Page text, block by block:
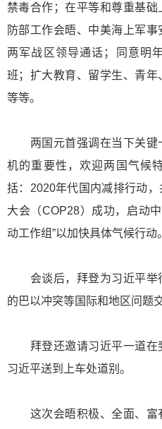
禁毒合作；在平等和尊重基
防部工作会晤、中美海上军
两军战区领导通话；同意明
班；扩大教育、留学生、青年
等等。
两国元首强调在当下关键
机的重要性，欢迎两国气候
括：2020年代国内减排行动
大会（COP28）成功，启动
动工作组”以加快具体气候行动。
会谈后，拜登为习近平举
的巴以冲突等国际和地区问题
拜登还邀请习近平一道在
习近平送到上车处道别。
这次会晤积极、全面、富